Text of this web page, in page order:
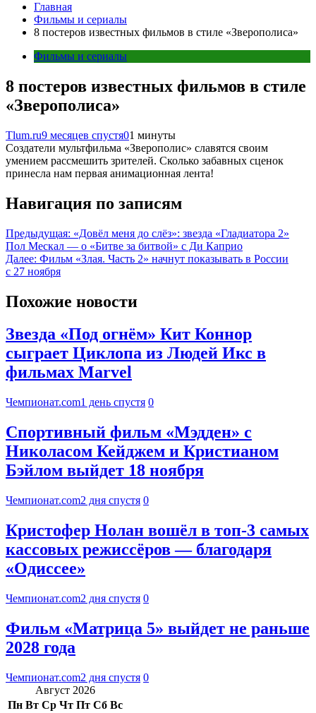
Главная
Фильмы и сериалы
8 постеров известных фильмов в стиле «Зверополиса»
Фильмы и сериалы
8 постеров известных фильмов в стиле
«Зверополиса»
Tlum.ru9 месяцев спустя01 минуты
Создатели мультфильма «Зверополис» славятся своим
умением рассмешить зрителей. Сколько забавных сценок
принесла нам первая анимационная лента!
Навигация по записям
Предыдущая: «Довёл меня до слёз»: звезда «Гладиатора 2»
Пол Мескал — о «Битве за битвой» с Ди Каприо
Далее: Фильм «Злая. Часть 2» начнут показывать в России
с 27 ноября
Похожие новости
Звезда «Под огнём» Кит Коннор
сыграет Циклопа из Людей Икс в
фильмах Marvel
Чемпионат.com1 день спустя 0
Спортивный фильм «Мэдден» с
Николасом Кейджем и Кристианом
Бэйлом выйдет 18 ноября
Чемпионат.com2 дня спустя 0
Кристофер Нолан вошёл в топ-3 самых
кассовых режиссёров — благодаря
«Одиссее»
Чемпионат.com2 дня спустя 0
Фильм «Матрица 5» выйдет не раньше
2028 года
Чемпионат.com2 дня спустя 0
Август 2026
Пн Вт Ср Чт Пт Сб Вс